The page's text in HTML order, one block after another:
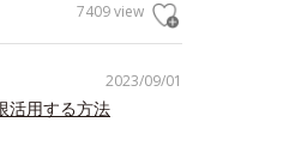
7409 view
2023/09/01
活用する方法